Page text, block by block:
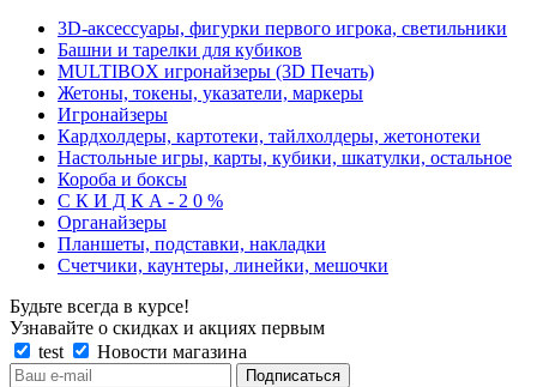
3D-аксессуары, фигурки первого игрока, светильники
Башни и тарелки для кубиков
MULTIBOX игронайзеры (3D Печать)
Жетоны, токены, указатели, маркеры
Игронайзеры
Кардхолдеры, картотеки, тайлхолдеры, жетонотеки
Настольные игры, карты, кубики, шкатулки, остальное
Короба и боксы
С К И Д К А - 2 0 %
Органайзеры
Планшеты, подставки, накладки
Счетчики, каунтеры, линейки, мешочки
Будьте всегда в курсе!
Узнавайте о скидках и акциях первым
test
Новости магазина